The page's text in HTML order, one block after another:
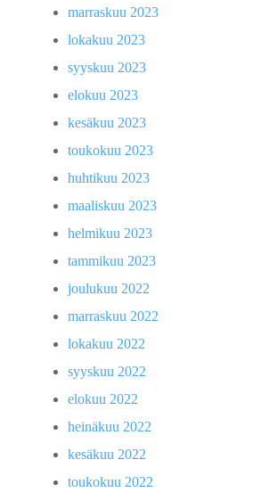
marraskuu 2023
lokakuu 2023
syyskuu 2023
elokuu 2023
kesäkuu 2023
toukokuu 2023
huhtikuu 2023
maaliskuu 2023
helmikuu 2023
tammikuu 2023
joulukuu 2022
marraskuu 2022
lokakuu 2022
syyskuu 2022
elokuu 2022
heinäkuu 2022
kesäkuu 2022
toukokuu 2022